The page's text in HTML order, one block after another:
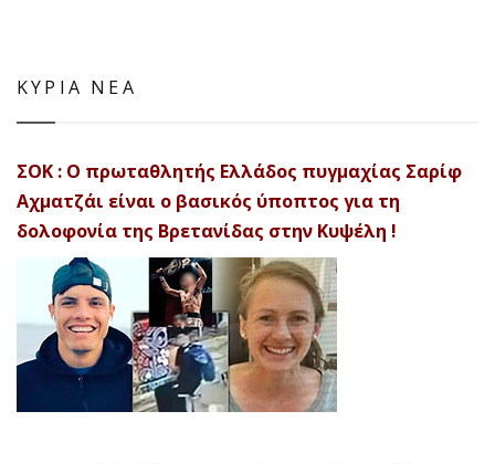
ΚΥΡΙΑ ΝΕΑ
ΣΟΚ : Ο πρωταθλητής Ελλάδος πυγμαχίας Σαρίφ
Αχματζάι είναι ο βασικός ύποπτος για τη
δολοφονία της Βρετανίδας στην Κυψέλη !